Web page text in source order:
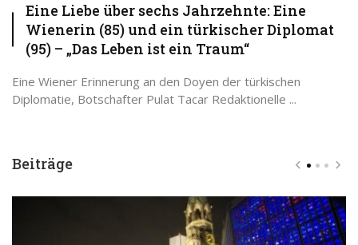
Eine Liebe über sechs Jahrzehnte: Eine
Wienerin (85) und ein türkischer Diplomat
(95) – „Das Leben ist ein Traum“
Eine Wiener Erinnerung an den Doyen der türkischen
Diplomatie, Botschafter Pulat Tacar Redaktionelle ...
Beiträge